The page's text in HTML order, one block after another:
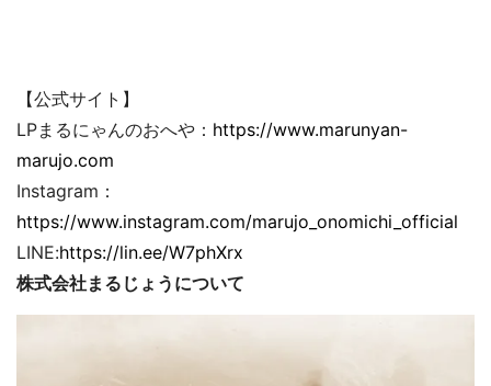
【公式サイト】
LPまるにゃんのおへや： https://www.marunyan-
marujo.com
Instagram：
https://www.instagram.com/marujo_onomichi_official
LINE:https://lin.ee/W7phXrx
株式会社まるじょうについて